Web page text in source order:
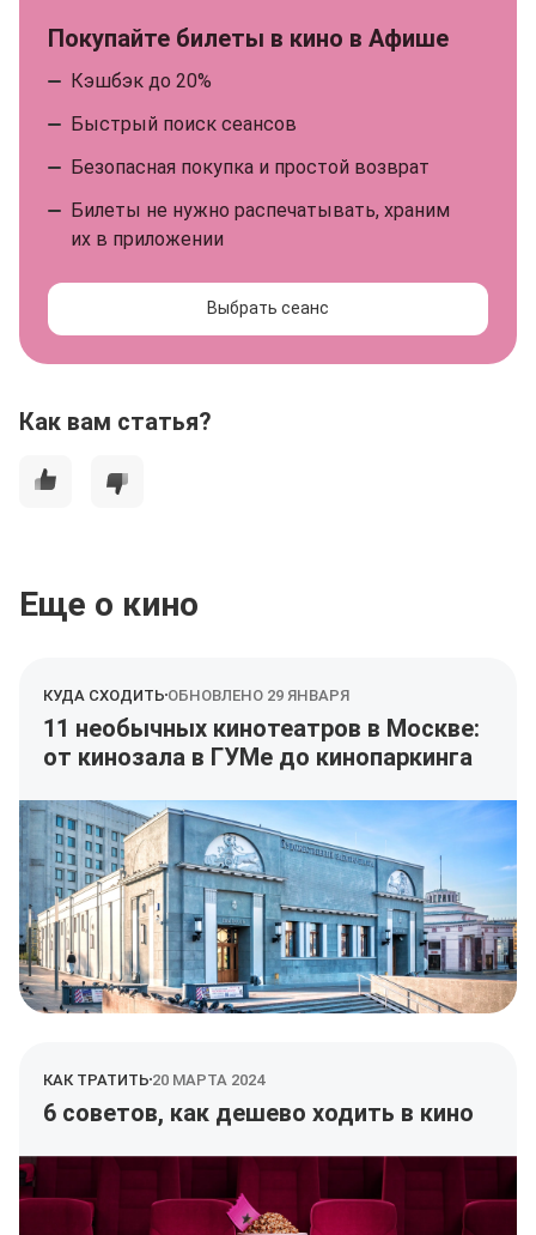
Покупайте билеты в кино в Афише
Кэшбэк до 20%
Быстрый поиск сеансов
Безопасная покупка и простой возврат
Билеты не нужно распечатывать, храним
их в приложении
Выбрать сеанс
Как вам статья?
Еще о кино
КУДА СХОДИТЬ ОБНОВЛЕНО 29 ЯНВАРЯ
11 необычных кинотеатров в Москве:
от кинозала в ГУМе до кинопаркинга
КАК ТРАТИТЬ 20 МАРТА 2024
6 советов, как дешево ходить в кино